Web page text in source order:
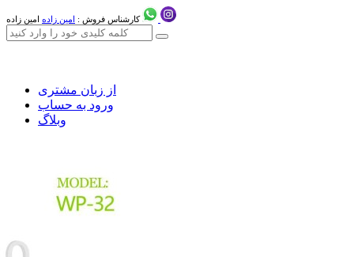
کارشناس فروش : امین زاده امین زاده
از زبان مشتری
ورود به حساب
وبلاگ